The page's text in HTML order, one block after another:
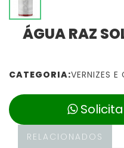
ÁGUA RAZ
CATEGORIA:VERNIZES
RELACIONADOS